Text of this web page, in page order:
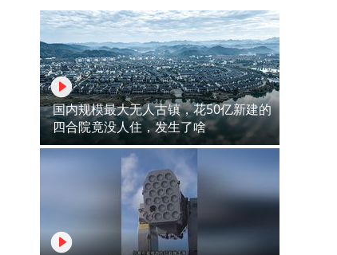
国内规模最大无人古镇，花50亿新建的
四合院竟没人住，发生了啥